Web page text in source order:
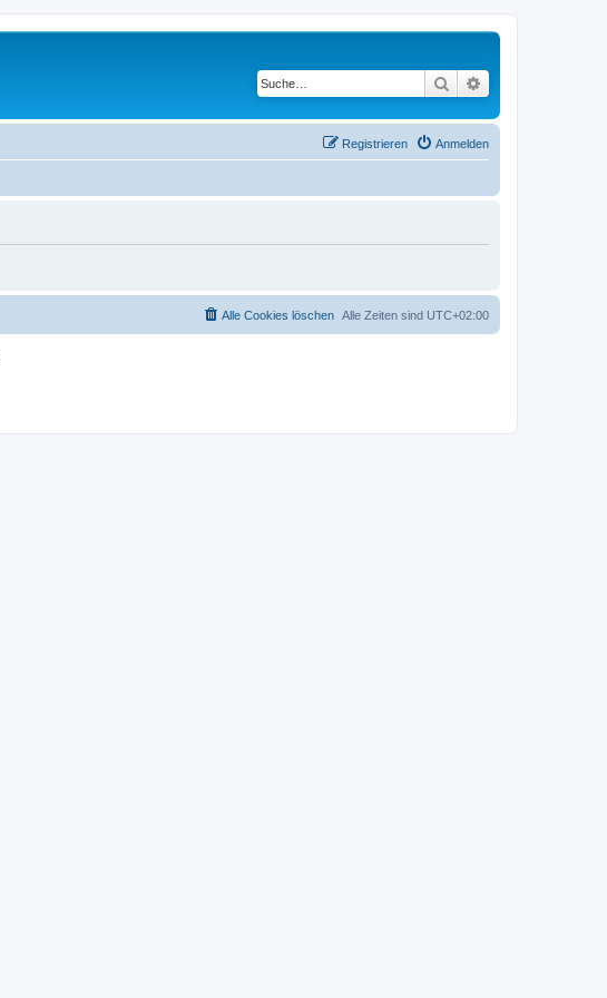
Suche
Anmelden
Registrieren
Alle Zeiten sind UTC+02:00
Alle Cookies löschen